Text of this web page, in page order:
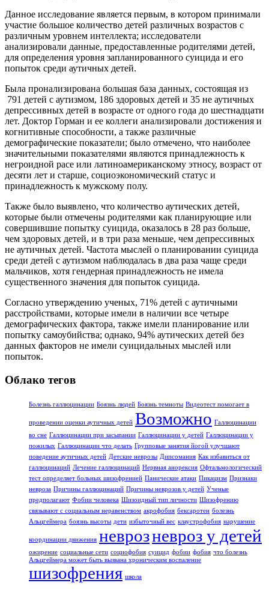
Данное исследование является первым, в котором принимали
участие большое количество детей различных возрастов с
различным уровнем интеллекта; исследователи
анализировали данные, предоставленные родителями детей,
для определения уровня запланированного суицида и его
попыток среди аутичных детей.
Была пронализирована большая база данных, состоящая из
791 детей с аутизмом, 186 здоровых детей и 35 не аутичных
депрессивных детей в возрасте от одного года до шестнадцати
лет. Доктор Горман и ее коллеги анализировали достижения и
когнитивные способности, а также различные
демографические показатели; было отмечено, что наиболее
значительными показателями являются принадлежность к
негроидной расе или латиноамериканскому этносу, возраст от
десяти лет и старше, социоэкономический статус и
принадлежность к мужскому полу.
Также было выявлено, что количество аутических детей,
которые были отмечены родителями как планирующие или
совершившие попытку суицида, оказалось в 28 раз больше,
чем здоровых детей, и в три раза меньше, чем депрессивных
не аутичных детей. Частота мыслей о планировании суицида
среди детей с аутизмом наблюдалась в два раза чаще среди
мальчиков, хотя гендерная принадлежность не имела
существенного значения для попыток суицида.
Согласно утверждению ученых, 71% детей с аутичными
расстройствами, которые имели в наличии все четыре
демографических фактора, также имели планирование или
попытку самоубийства; однако, 94% аутических детей без
данных факторов не имели суицидальных мыслей или
попыток.
Облако тегов
Болезнь галлюцинации Боязнь людей Боязнь темноты Видеотест помогает в
проведении оценки аутичных детей Возможно Галлюцинации
во сне Галлюцинации при засыпании Галлюцинации у детей Галлюцинации у
пожилых Галлюцинации что делать Групповые занятия йогой улучшают
поведение аутичных детей Детские неврозы Дипсомания Как избавиться от
галлюцинаций Лечение галлюцинаций Нервная анорексия Офтальмологический
тест определяет больных шизофренией Панические атаки Пикацизм Признаки
невроза Причины галлюцинаций Причины неврозов у детей Ученые
предполагают Фобии человека Шизоидный тип личности Шизофрению
связывают с социальным неравенством акрофобия бексаротен болезнь
Альцгеймера боязнь высоты дети избыточный вес клаустрофобия нарушение
координации движения неврозневроз у детей
ожирение социальные сети социофобия суицид фобии фобия что болезнь
Альцгеймера может быть вызвана хроническим воспаление
шизофрения школа